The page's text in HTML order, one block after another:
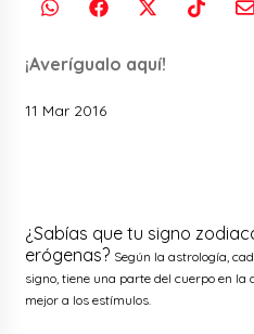
¡Averígualo aquí!
11 Mar 2016
¿Sabías que tu signo
erógenas? Según la astrología,
signo, tiene una parte del cuerpo en la
mejor a los estímulos.